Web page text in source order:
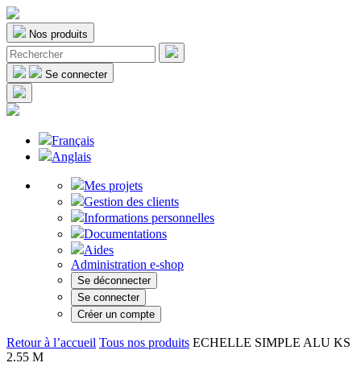
Nos produits
Se connecter
Français
Anglais
Mes projets
Gestion des clients
Informations personnelles
Documentations
Aides
Administration e-shop
Se déconnecter
Se connecter
Créer un compte
Retour à l’accueil Tous nos produits ECHELLE SIMPLE ALU KS
2.55 M